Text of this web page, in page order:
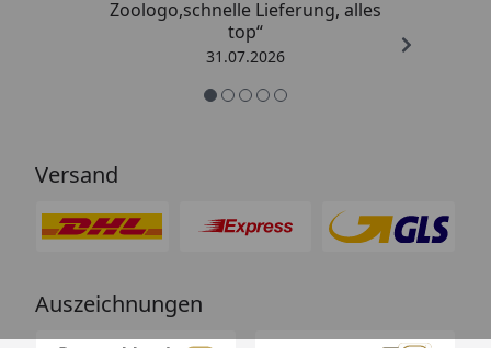
Zoologo,schnelle Lieferung, alles
top“
31.07.2026
Versand
Auszeichnungen